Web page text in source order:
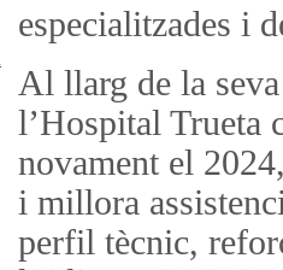
especialitzades i
Al llarg de la
l’Hospital Trueta
novament el
i millora
perfil tècnic,